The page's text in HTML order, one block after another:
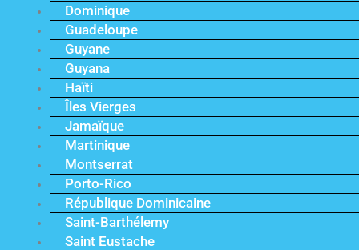
Dominique
Guadeloupe
Guyane
Guyana
Haïti
Îles Vierges
Jamaïque
Martinique
Montserrat
Porto-Rico
République Dominicaine
Saint-Barthélemy
Saint Eustache